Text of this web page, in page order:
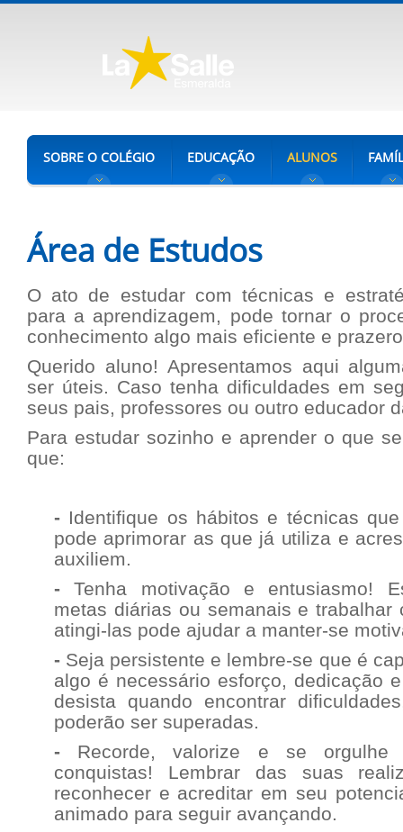
SOBRE O COLÉGIO EDUCAÇÃO ALUNOS
Área de Estudos
O ato de estudar com técnicas e
para a aprendizagem, pode tornar o
conhecimento algo mais eficiente e
Querido aluno! Apresentamos aqui
ser úteis. Caso tenha dificuldades em
seus pais, professores ou outro educador
Para estudar sozinho e aprender o que
que:
- Identifique os hábitos e técnicas
pode aprimorar as que já utiliza e
auxiliem.
- Tenha motivação e entusiasmo!
metas diárias ou semanais e trabalhar
atingi-las pode ajudar a manter-se
- Seja persistente e lembre-se que é
algo é necessário esforço, dedicação
desista quando encontrar
poderão ser superadas.
- Recorde, valorize e se orgulhe
conquistas! Lembrar das suas
reconhecer e acreditar em seu
animado para seguir avançando.